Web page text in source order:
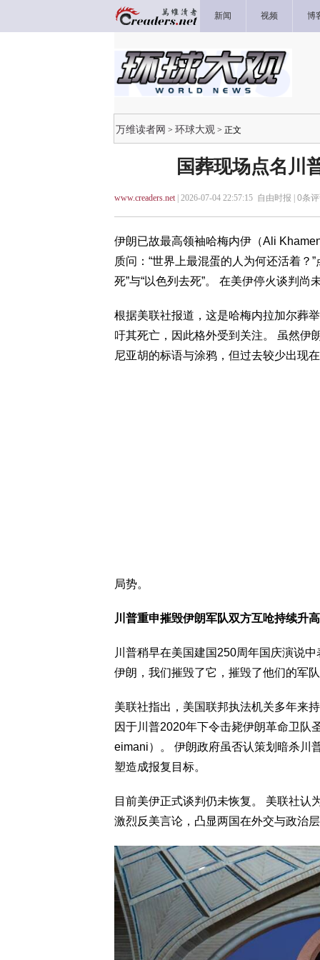
新闻 视频 博
万维读者网 > 环球大观 > 正文
国葬现场点名川
www.creaders.net| 2026-07-04 22:57:15 自由时报 | 0条
伊朗已故最高领袖哈梅内伊（Ali
质问：“世界上最混蛋的人为何还活着？
死”与“以色列去死”。 在美伊停火谈判
根据美联社报道，这是哈梅内拉加尔葬
吁其死亡，因此格外受到关注。 虽然伊
尼亚胡的标语与涂鸦，但过去较少出现
局势。
川普重申摧毁伊朗军队双方互呛持续升高
川普稍早在美国建国250周年国庆演说
伊朗，我们摧毁了它，摧毁了他们的军队
美联社指出，美国联邦执法机关多年来
因于川普2020年下令击毙伊朗革命卫队
eimani）。 伊朗政府虽否认策划暗杀川
塑造成报复目标。
目前美伊正式谈判仍未恢复。 美联社认
激烈反美言论，凸显两国在外交与政治